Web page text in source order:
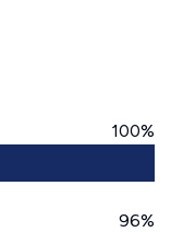
100%
96%